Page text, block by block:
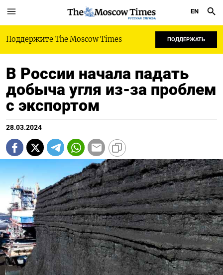
РУССКАЯ СЛУЖБА
EN
Поддержите The Moscow Times ПОДДЕРЖАТЬ
В России начала падать
добыча угля из-за проблем
с экспортом
28.03.2024